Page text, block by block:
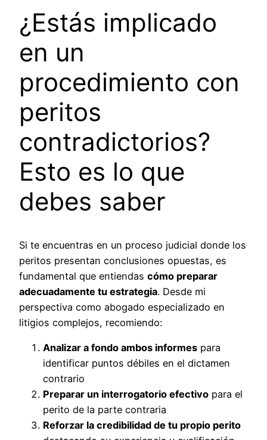
¿Estás implicado
en un
procedimiento con
peritos
contradictorios?
Esto es lo que
debes saber
Si te encuentras en un proceso judicial donde los
peritos presentan conclusiones opuestas, es
fundamental que entiendas cómo preparar
adecuadamente tu estrategia. Desde mi
perspectiva como abogado especializado en
litigios complejos, recomiendo:
Analizar a fondo ambos informes para
identificar puntos débiles en el dictamen
contrario
Preparar un interrogatorio efectivo para el
perito de la parte contraria
Reforzar la credibilidad de tu propio perito